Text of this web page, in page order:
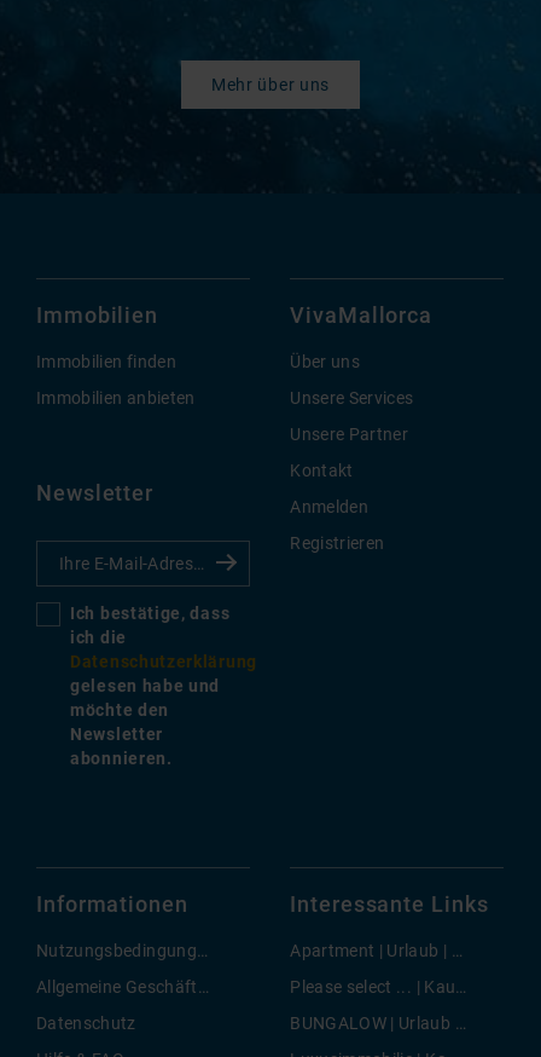
Mehr über uns
Immobilien
Immobilien finden
Immobilien anbieten
Newsletter
Ich bestätige, dass
ich die
Datenschutzerklärung
gelesen habe und
möchte den
Newsletter
abonnieren.
VivaMallorca
Über uns
Unsere Services
Unsere Partner
Kontakt
Anmelden
Registrieren
Informationen
Nutzungsbedingungen
Allgemeine Geschäftsbedingungen
Datenschutz
Interessante Links
Apartment | Urlaub | Paguera
Please select ... | Kauf | Capdella
BUNGALOW | Urlaub | Sant Llorenç